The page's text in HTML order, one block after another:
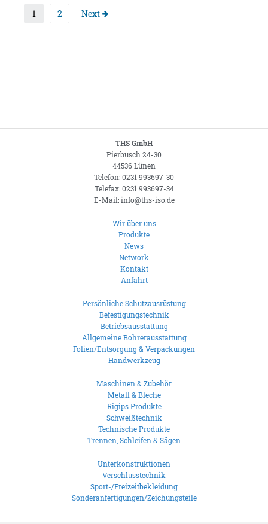
1 2 Next
THS GmbH
Pierbusch 24-30
44536 Lünen
Telefon: 0231 993697-30
Telefax: 0231 993697-34
E-Mail: info@ths-iso.de
Wir über uns
Produkte
News
Network
Kontakt
Anfahrt
Persönliche Schutzausrüstung
Befestigungstechnik
Betriebsausstattung
Allgemeine Bohrerausstattung
Folien/Entsorgung & Verpackungen
Handwerkzeug
Maschinen & Zubehör
Metall & Bleche
Rigips Produkte
Schweißtechnik
Technische Produkte
Trennen, Schleifen & Sägen
Unterkonstruktionen
Verschlusstechnik
Sport-/Freizeitbekleidung
Sonderanfertigungen/Zeichungsteile